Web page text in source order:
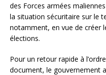
des Forces armées
la situation sécuritaire sur le
notamment, en vue de créer
élections.
Pour un retour rapide à
document, le gouvernement